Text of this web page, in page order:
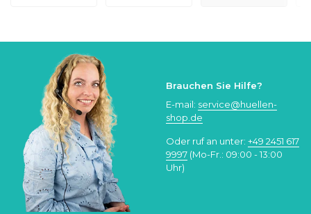
Brauchen Sie Hilfe?
E-mail: service@huellen-
shop.de
Oder ruf an unter: +49 2451 617
9997 (Mo-Fr.: 09:00 - 13:00
Uhr)